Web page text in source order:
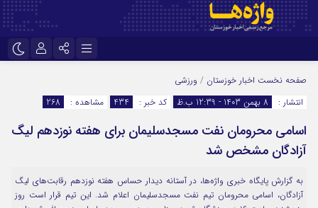
اینستاگرام
سروش
ایتا
آپارات
اپلیکیشن رمز عبور
مرا به خاطر بسپار
صفحه نخست اخبار خوزستان / ورزشی
انتشار :
8 بهمن 1403 - 12:39 ب.ظ کد خبر : 434 مشاهده : 268
اسامی محرومان نفت مسجدسلیمان برای هفته نوزدهم لیگ
آزادگان مشخص شد
به گزارش پایگاه خبری واژه‌ها، در آستانه دیدار حساس هفته نوزدهم رقابت‌های لیگ
آزادگان، اسامی محرومان تیم نفت مسجدسلیمان اعلام شد. این تیم قرار است روز